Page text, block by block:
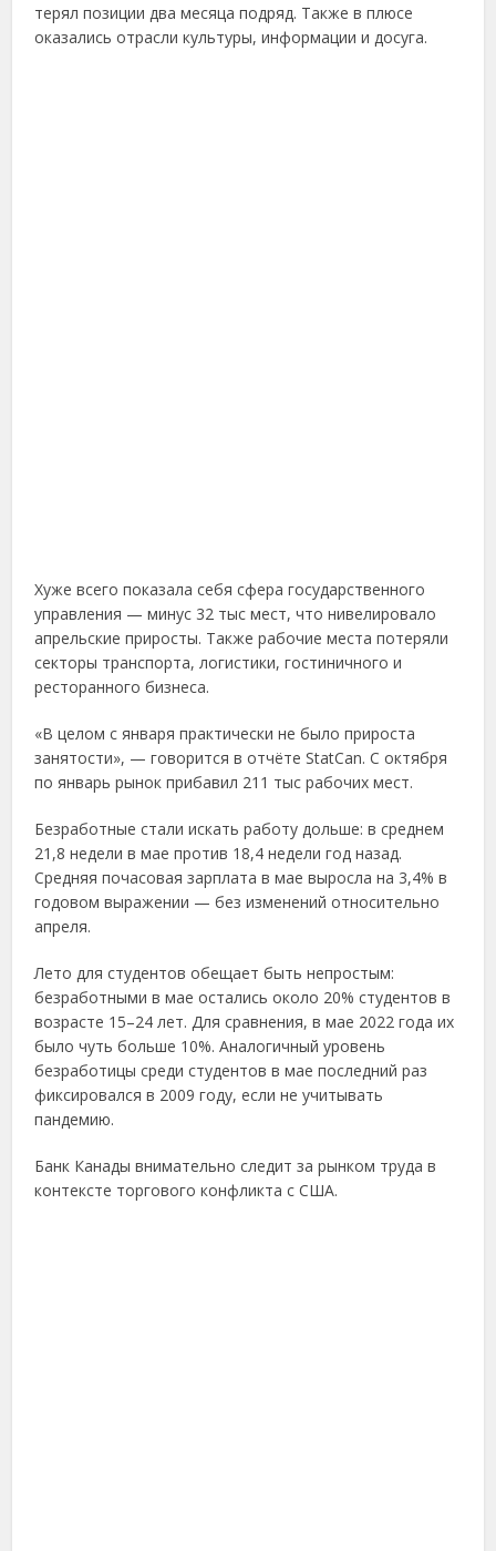
терял позиции два месяца подряд. Также в плюсе
оказались отрасли культуры, информации и досуга.
Хуже всего показала себя сфера государственного
управления — минус 32 тыс мест, что нивелировало
апрельские приросты. Также рабочие места потеряли
секторы транспорта, логистики, гостиничного и
ресторанного бизнеса.
«В целом с января практически не было прироста
занятости», — говорится в отчёте StatCan. С октября
по январь рынок прибавил 211 тыс рабочих мест.
Безработные стали искать работу дольше: в среднем
21,8 недели в мае против 18,4 недели год назад.
Средняя почасовая зарплата в мае выросла на 3,4% в
годовом выражении — без изменений относительно
апреля.
Лето для студентов обещает быть непростым:
безработными в мае остались около 20% студентов в
возрасте 15–24 лет. Для сравнения, в мае 2022 года их
было чуть больше 10%. Аналогичный уровень
безработицы среди студентов в мае последний раз
фиксировался в 2009 году, если не учитывать
пандемию.
Банк Канады внимательно следит за рынком труда в
контексте торгового конфликта с США.